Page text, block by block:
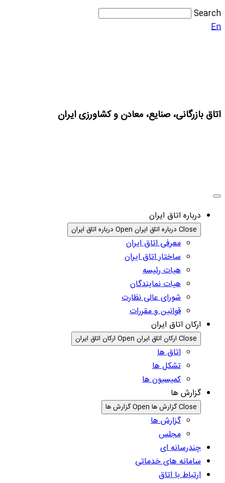
Search
En
اتاق بازرگانی، صنایع، معادن و کشاورزی ایران
درباره اتاق ایران
Close درباره اتاق ایران Open درباره اتاق ایران
معرفی اتاق ایران
ساختار اتاق ایران
هیات رئیسه
هیات نمایندگان
شورای عالی نظارت
قوانین و مقررات
ارکان اتاق ایران
Close ارکان اتاق ایران Open ارکان اتاق ایران
اتاق ها
تشکل ها
کمیسیون ها
گزارش ها
Close گزارش ها Open گزارش ها
گزارش ها
مجلس
چندرسانه ای
سامانه های خدماتی
ارتباط با اتاق